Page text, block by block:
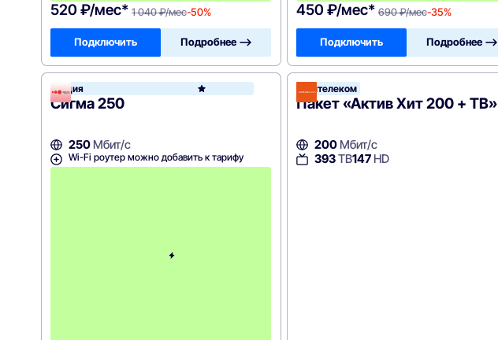
520 ₽/мес* 1 040 ₽/мес-50%
Подключить Подробнее —>
450 ₽/мес* 690 ₽/мес-35%
Подключить Подробнее —>
Акция Акадо
Сигма 250
250Мбит/с
Wi-Fi роутер можно добавить к тарифу
Облтелеком
Пакет «Актив Хит 200 + ТВ»
200Мбит/с
393ТВ147HD